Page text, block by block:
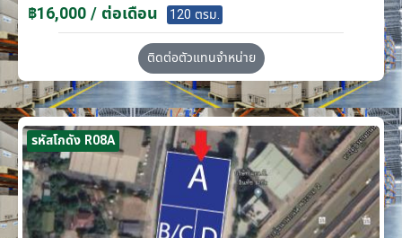
฿16,000 / ต่อเดือน 120 ตรม.
ติดต่อตัวแทนจำหน่าย
รหัสโกดัง R08A